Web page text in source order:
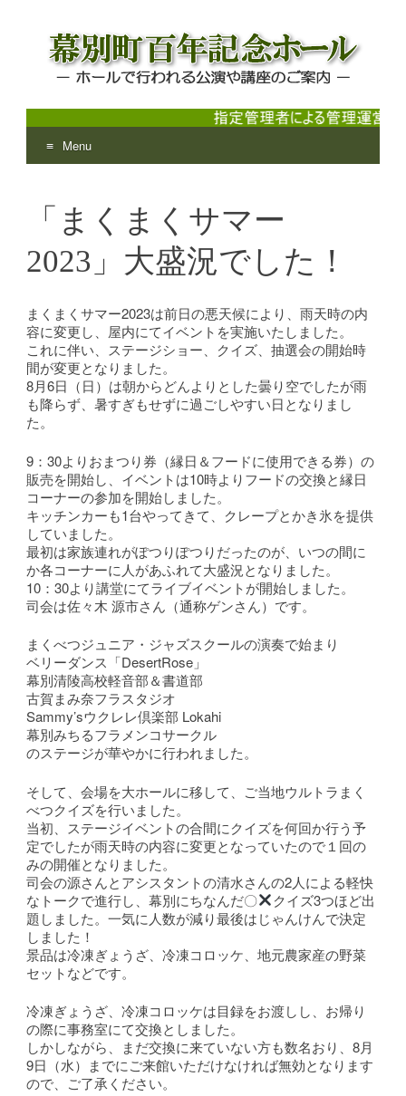
幕別町百年記念ホール
ホールで行われる公演や講座のご案内
Menu
content
「まくまくサマー
2023」大盛況でした！
まくまくサマー2023は前日の悪天候により、雨天時の内
容に変更し、屋内にてイベントを実施いたしました。
これに伴い、ステージショー、クイズ、抽選会の開始時
間が変更となりました。
8月6日（日）は朝からどんよりとした曇り空でしたが雨
も降らず、暑すぎもせずに過ごしやすい日となりまし
た。
9：30よりおまつり券（縁日＆フードに使用できる券）の
販売を開始し、イベントは10時よりフードの交換と縁日
コーナーの参加を開始しました。
キッチンカーも1台やってきて、クレープとかき氷を提供
していました。
最初は家族連れがぽつりぽつりだったのが、いつの間に
か各コーナーに人があふれて大盛況となりました。
10：30より講堂にてライブイベントが開始しました。
司会は佐々木 源市さん（通称ゲンさん）です。
まくべつジュニア・ジャズスクールの演奏で始まり
ベリーダンス「DesertRose」
幕別清陵高校軽音部＆書道部
古賀まみ奈フラスタジオ
Sammy’sウクレレ倶楽部 Lokahi
幕別みちるフラメンコサークル
のステージが華やかに行われました。
そして、会場を大ホールに移して、ご当地ウルトラまく
べつクイズを行いました。
当初、ステージイベントの合間にクイズを何回か行う予
定でしたが雨天時の内容に変更となっていたので１回の
みの開催となりました。
司会の源さんとアシスタントの清水さんの2人による軽快
なトークで進行し、幕別にちなんだ〇
クイズ3つほど出
題しました。一気に人数が減り最後はじゃんけんで決定
しました！
景品は冷凍ぎょうざ、冷凍コロッケ、地元農家産の野菜
セットなどです。
冷凍ぎょうざ、冷凍コロッケは目録をお渡しし、お帰り
の際に事務室にて交換としました。
しかしながら、まだ交換に来ていない方も数名おり、8月
9日（水）までにご来館いただけなければ無効となります
ので、ご了承ください。